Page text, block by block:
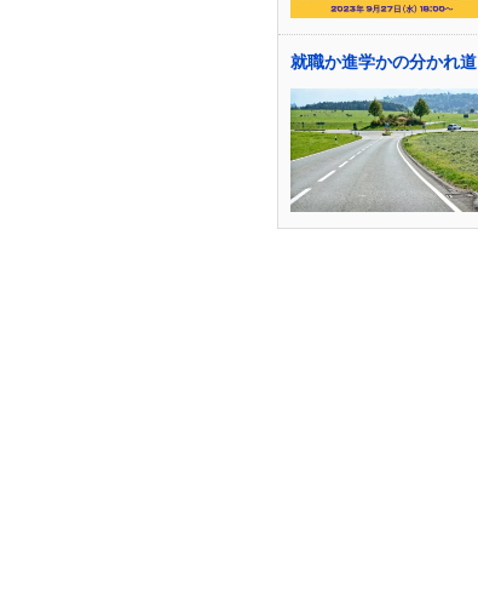
就職か進学かの分かれ道